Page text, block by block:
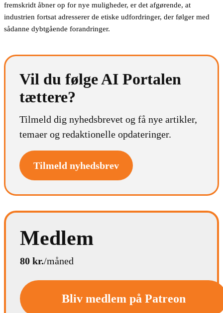
fremskridt åbner op for nye muligheder, er det afgørende, at
industrien fortsat adresserer de etiske udfordringer, der følger med
sådanne dybtgående forandringer.
Vil du følge AI Portalen
tættere?
Tilmeld dig nyhedsbrevet og få nye artikler,
temaer og redaktionelle opdateringer.
Tilmeld nyhedsbrev
Medlem
80 kr./måned
Bliv medlem på Patreon